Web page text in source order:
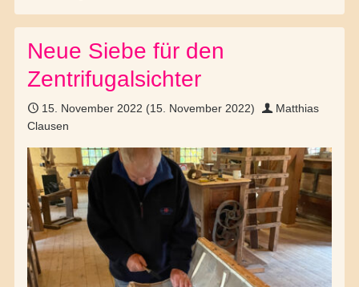
Neue Siebe für den
Zentrifugalsichter
15. November 2022 (15. November 2022)
Matthias
Clausen